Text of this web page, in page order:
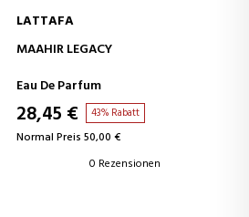
IN DEN WARENKORB
LATTAFA
MAAHIR LEGACY
Eau De Parfum
28,45 € 43% Rabatt
Normal Preis 50,00 €
0 Rezensionen